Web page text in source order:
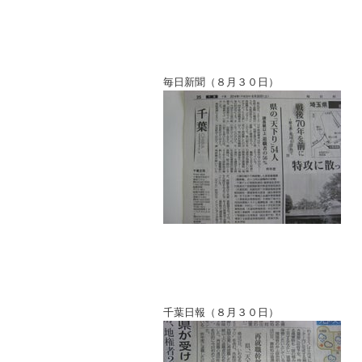
毎日新聞（８月３０日）
千葉日報（８月３０日）